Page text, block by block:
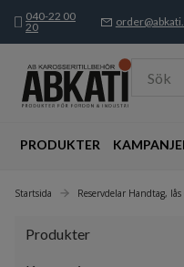
040-22 00
20
Sök
PRODUKTER
Startsida Reservdelar Handtag,
Produkter